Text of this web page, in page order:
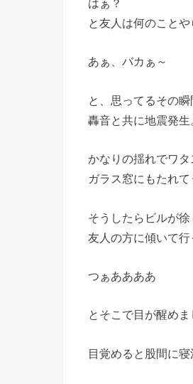
はぁ？
と友人は何のこと
あぁ、バカぁ～
と、思ってるその瞬
轟音と共に地震発生
かなりの揺れでワ
ガラス窓にもたれて
そうしたらビルが徐
友人の方に傾いて行
つぁああああ
とそこで目が醒めま
目覚めると股間に寝